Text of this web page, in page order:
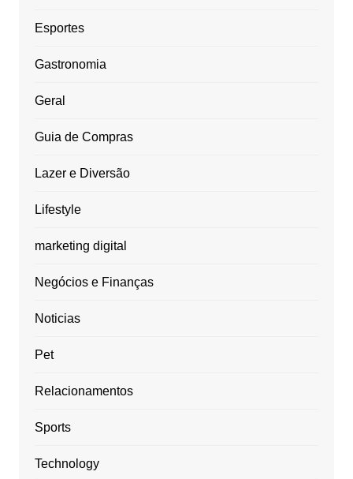
Esportes
Gastronomia
Geral
Guia de Compras
Lazer e Diversão
Lifestyle
marketing digital
Negócios e Finanças
Noticias
Pet
Relacionamentos
Sports
Technology